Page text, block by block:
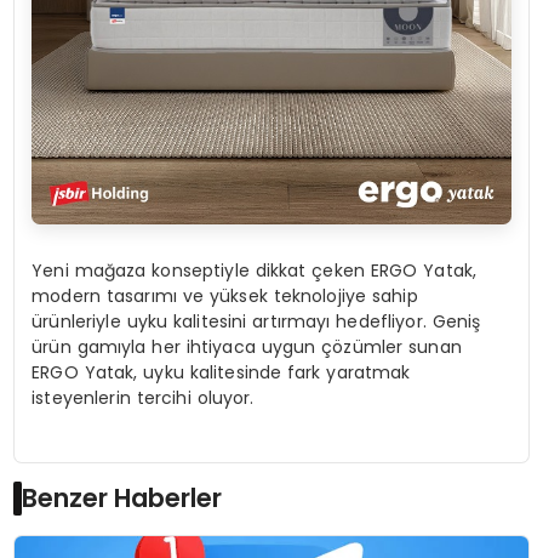
Yeni mağaza konseptiyle dikkat çeken ERGO Yatak,
modern tasarımı ve yüksek teknolojiye sahip
ürünleriyle uyku kalitesini artırmayı hedefliyor. Geniş
ürün gamıyla her ihtiyaca uygun çözümler sunan
ERGO Yatak, uyku kalitesinde fark yaratmak
isteyenlerin tercihi oluyor.
Benzer Haberler